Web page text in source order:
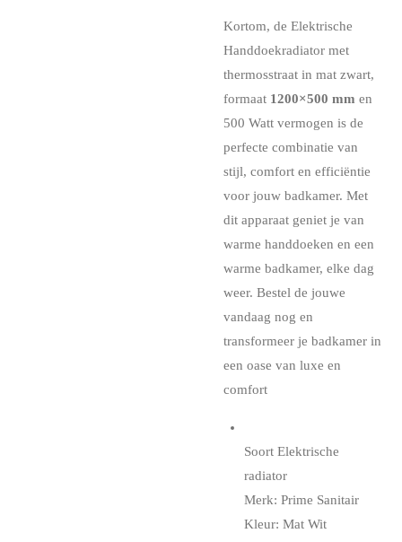
Kortom, de Elektrische
Handdoekradiator met
thermosstraat in mat zwart,
formaat 1200×500 mm en
500 Watt vermogen is de
perfecte combinatie van
stijl, comfort en efficiëntie
voor jouw badkamer. Met
dit apparaat geniet je van
warme handdoeken en een
warme badkamer, elke dag
weer. Bestel de jouwe
vandaag nog en
transformeer je badkamer in
een oase van luxe en
comfort
Soort Elektrische
radiator
Merk: Prime Sanitair
Kleur: Mat Wit